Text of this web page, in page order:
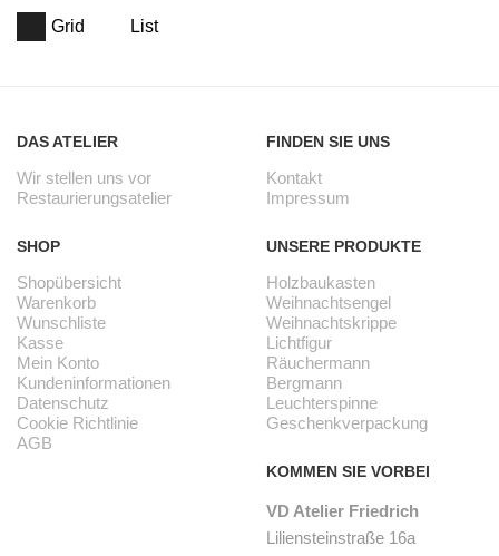
Grid List
DAS ATELIER
Wir stellen uns vor
Restaurierungsatelier
SHOP
Shopübersicht
Warenkorb
Wunschliste
Kasse
Mein Konto
Kundeninformationen
Datenschutz
Cookie Richtlinie
AGB
FINDEN SIE UNS
Kontakt
Impressum
UNSERE PRODUKTE
Holzbaukasten
Weihnachtsengel
Weihnachtskrippe
Lichtfigur
Räuchermann
Bergmann
Leuchterspinne
Geschenkverpackung
KOMMEN SIE VORBEI
VD Atelier Friedrich
Liliensteinstraße 16a